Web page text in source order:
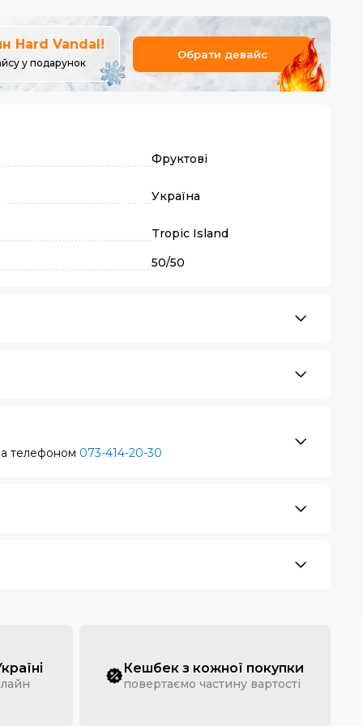
Hard Vandal!
у подарунок
Обрати девайс
Фруктові
Україна
Tropic Island
50/50
телефоном 073-414-20-30
Кешбек з кожної покупки
повертаємо частину вартості